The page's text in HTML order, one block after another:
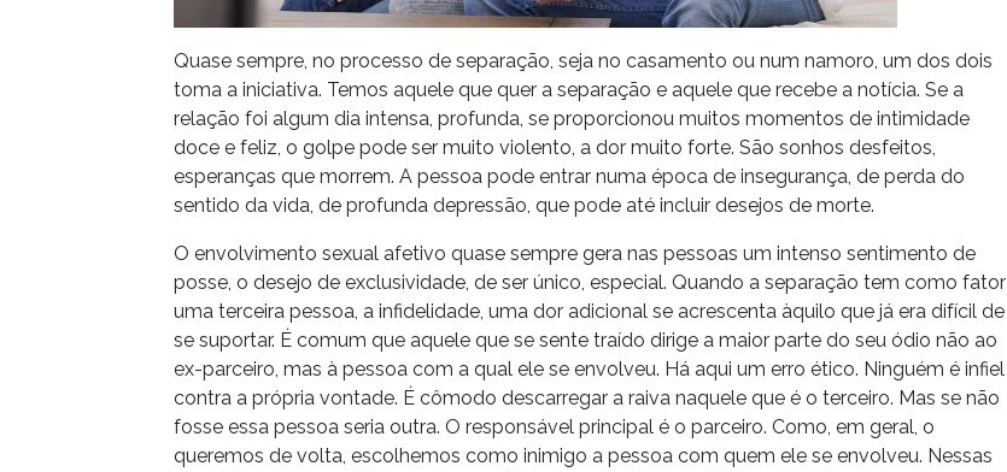
Quase sempre, no processo de separação, seja no casamento ou num namoro, um dos dois
toma a iniciativa. Temos aquele que quer a separação e aquele que recebe a notícia. Se a
relação foi algum dia intensa, profunda, se proporcionou muitos momentos de intimidade
doce e feliz, o golpe pode ser muito violento, a dor muito forte. São sonhos desfeitos,
esperanças que morrem. A pessoa pode entrar numa época de insegurança, de perda do
sentido da vida, de profunda depressão, que pode até incluir desejos de morte.
O envolvimento sexual afetivo quase sempre gera nas pessoas um intenso sentimento de
posse, o desejo de exclusividade, de ser único, especial. Quando a separação tem como fator
uma terceira pessoa, a infidelidade, uma dor adicional se acrescenta àquilo que já era difícil de
se suportar. É comum que aquele que se sente traído dirige a maior parte do seu ódio não ao
ex-parceiro, mas à pessoa com a qual ele se envolveu. Há aqui um erro ético. Ninguém é infiel
contra a própria vontade. É cômodo descarregar a raiva naquele que é o terceiro. Mas se não
fosse essa pessoa seria outra. O responsável principal é o parceiro. Como, em geral, o
queremos de volta, escolhemos como inimigo a pessoa com quem ele se envolveu. Nessas